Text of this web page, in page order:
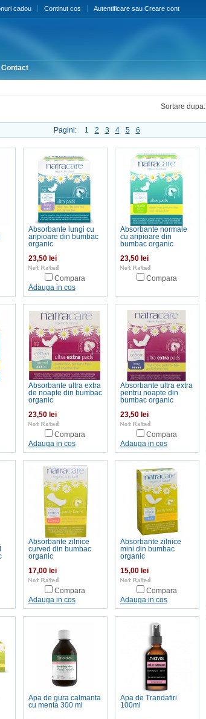
cadou Continut cos Autentificaresau Creare cont
Contact
Sortare dupa:
Pagini: 1 2 3 4 5 6
Absorbante lungi cu
aripioare din bumbac
organic
23,50 lei
Compara
Adauga in cos
Absorbante normale
cu aripioare din
bumbac organic
23,50 lei
Compara
Absorbante ultra extra
de noapte din bumbac
organic
23,50 lei
Compara
Adauga in cos
Absorbante ultra extra
pentru noapte din
bumbac organic
23,50 lei
Compara
Adauga in cos
Absorbante zilnice
curved din bumbac
organic
17,00 lei
Compara
Adauga in cos
Absorbante zilnice
mini din bumbac
organic
15,00 lei
Compara
Adauga in cos
Apa de gura calmanta
cu menta 300 ml
Apa de Trandafiri
100ml